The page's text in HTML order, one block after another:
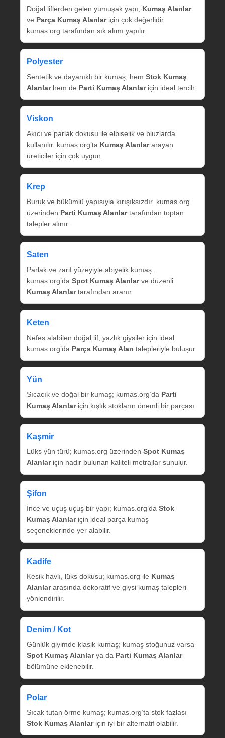
Doğal liflerden gelen yumuşak yapı, Kumaş Alanlar
ve Parça Kumaş Alanlariçin çok değerlidir.
kumas.org tarafından sık alımı yapılır.
Polyester
Sentetik ve dayanıklı bir kumaş; hem Stok Kumaş
Alanlarhem de Parti Kumaş Alanlariçin ideal tercih.
Viskon
Akıcı ve parlak dokusu ile elbiselik ve bluzlarda
kullanılır. kumas.org’ta Kumaş Alanlararayan
üreticiler için çok uygun.
Krep
Buruk ve bükümlü yapısıyla kırışıksızdır. kumas.org
üzerinden Parti Kumaş Alanlartarafından toptan
talepler alınır.
Saten
Parlak ve zarif yüzeyiyle abiyelik kumaş.
kumas.org’da Spot Kumaş Alanlarve düzenli
Kumaş Alanlartarafından aranır.
Keten
Nefes alabilen doğal lif, yazlık giysiler için ideal.
kumas.org’da Parça Kumaş Alan talepleriyle buluşur.
Yün
Sıcacık ve doğal bir kumaş; kumas.org’da Parti
Kumaş Alanlariçin kışlık stokların önemli bir parçası.
Kaşmir
Lüks yün türü; kumas.org üzerinden Spot Kumaş
Alanlariçin nadir bulunan kaliteli metrajlar sunulur.
Şifon
İnce ve uçuş uçuş bir yapı; kumas.org’da Stok
Kumaş Alanlariçin ideal parça kumaş
seçeneklerinde yer alabilir.
Kadife
Kesik havlı, lüks dokusu; kumas.org ile Kumaş
Alanlararasında dekoratif ve giysi kumaş talepleri
yönlendirilir.
Denim / Kot
Günlük giyimde klasik kumaş; kumaş stoğunuz varsa
Spot Kumaş Alanlarya da Parti Kumaş Alanlar
bölümüne eklenebilir.
Polar
Sıcak tutan örme kumaş; kumas.org’ta stok fazlası
Stok Kumaş Alanlariçin iyi bir alternatif olabilir.